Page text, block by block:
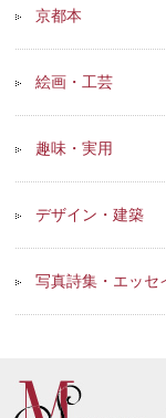
京都本
絵画・工芸
趣味・実用
デザイン・建築
写真詩集・エッセ